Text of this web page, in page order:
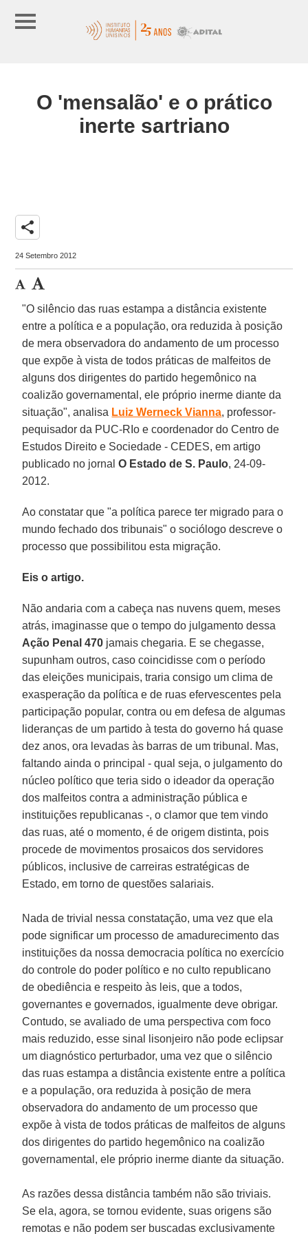
O 'mensalão' e o prático
inerte sartriano
share
24 Setembro 2012
"O silêncio das ruas estampa a distância existente
entre a política e a população, ora reduzida à posição
de mera observadora do andamento de um processo
que expõe à vista de todos práticas de malfeitos de
alguns dos dirigentes do partido hegemônico na
coalizão governamental, ele próprio inerme diante da
situação", analisa Luiz Werneck Vianna, professor-
pequisador da PUC-RIo e coordenador do Centro de
Estudos Direito e Sociedade - CEDES, em artigo
publicado no jornalO Estado de S. Paulo, 24-09-
2012.
Ao constatar que "a política parece ter migrado para o
mundo fechado dos tribunais" o sociólogo descreve o
processo que possibilitou esta migração.
Eis o artigo.
Não andaria com a cabeça nas nuvens quem, meses
atrás, imaginasse que o tempo do julgamento dessa
Ação Penal 470 jamais chegaria. E se chegasse,
supunham outros, caso coincidisse com o período
das eleições municipais, traria consigo um clima de
exasperação da política e de ruas efervescentes pela
participação popular, contra ou em defesa de algumas
lideranças de um partido à testa do governo há quase
dez anos, ora levadas às barras de um tribunal. Mas,
faltando ainda o principal - qual seja, o julgamento do
núcleo político que teria sido o ideador da operação
dos malfeitos contra a administração pública e
instituições republicanas -, o clamor que tem vindo
das ruas, até o momento, é de origem distinta, pois
procede de movimentos prosaicos dos servidores
públicos, inclusive de carreiras estratégicas de
Estado, em torno de questões salariais.
Nada de trivial nessa constatação, uma vez que ela
pode significar um processo de amadurecimento das
instituições da nossa democracia política no exercício
do controle do poder político e no culto republicano
de obediência e respeito às leis, que a todos,
governantes e governados, igualmente deve obrigar.
Contudo, se avaliado de uma perspectiva com foco
mais reduzido, esse sinal lisonjeiro não pode eclipsar
um diagnóstico perturbador, uma vez que o silêncio
das ruas estampa a distância existente entre a política
e a população, ora reduzida à posição de mera
observadora do andamento de um processo que
expõe à vista de todos práticas de malfeitos de alguns
dos dirigentes do partido hegemônico na coalizão
governamental, ele próprio inerme diante da situação.
As razões dessa distância também não são triviais.
Se ela, agora, se tornou evidente, suas origens são
remotas e não podem ser buscadas exclusivamente